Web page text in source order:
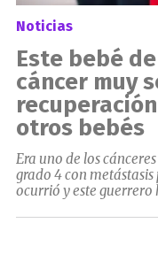
Noticias
Este bebé
cáncer muy
otros bebés
Era uno de los
grado 4 con
ocurrió y este guerrero